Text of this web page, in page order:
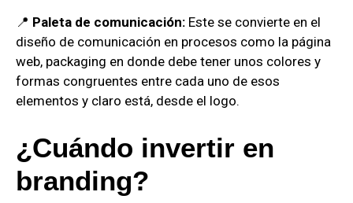
📍 Paleta de comunicación: Este se convierte en el
diseño de comunicación en procesos como la página
web, packaging en donde debe tener unos colores y
formas congruentes entre cada uno de esos
elementos y claro está, desde el logo.
¿Cuándo invertir en
branding?